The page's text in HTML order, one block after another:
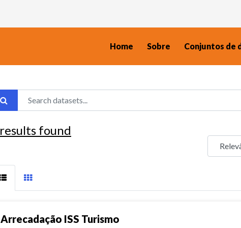
Home Sobre Conjuntos de
results found
Arrecadação ISS Turismo